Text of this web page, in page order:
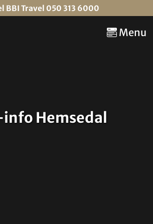
BBI Travel 050 313 6000
Menu
Hemsedal